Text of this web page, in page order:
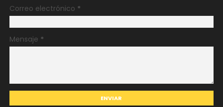
Correo electrónico *
Mensaje *